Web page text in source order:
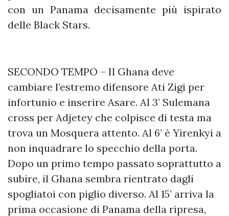
con un Panama decisamente più ispirato
delle Black Stars.
SECONDO TEMPO – Il Ghana deve
cambiare l’estremo difensore Ati Zigi per
infortunio e inserire Asare. Al 3’ Sulemana
cross per Adjetey che colpisce di testa ma
trova un Mosquera attento. Al 6’ è Yirenkyi a
non inquadrare lo specchio della porta.
Dopo un primo tempo passato soprattutto a
subire, il Ghana sembra rientrato dagli
spogliatoi con piglio diverso. Al 15’ arriva la
prima occasione di Panama della ripresa,